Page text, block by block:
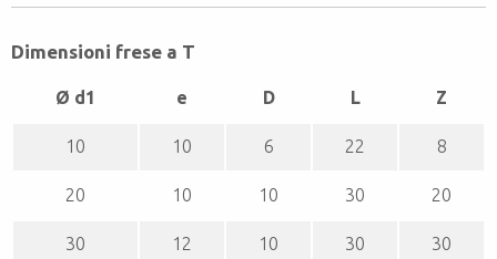
Dimensioni frese a T
Ø d1 e D L Z
10 10 6 22 8
20 10 10 30 20
30 12 10 30 30